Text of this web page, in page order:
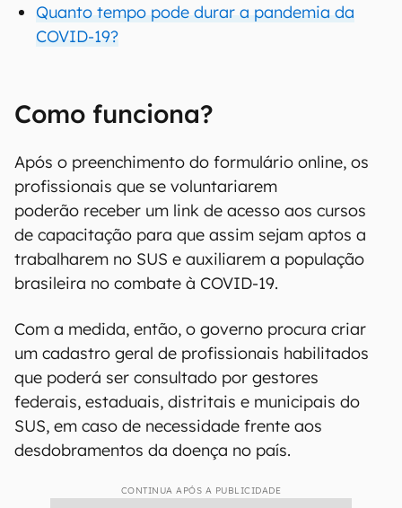
Quanto tempo pode durar a pandemia da
COVID-19?
Como funciona?
Após o preenchimento do formulário online, os
profissionais que se voluntariarem
poderão receber um link de acesso aos cursos
de capacitação para que assim sejam aptos a
trabalharem no SUS e auxiliarem a população
brasileira no combate à COVID-19.
Com a medida, então, o governo procura criar
um cadastro geral de profissionais habilitados
que poderá ser consultado por gestores
federais, estaduais, distritais e municipais do
SUS, em caso de necessidade frente aos
desdobramentos da doença no país.
CONTINUA APÓS A PUBLICIDADE